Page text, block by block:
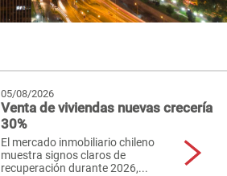
05/08/2026
Venta de viviendas nuevas crecería
30%
El mercado inmobiliario chileno
muestra signos claros de
recuperación durante 2026,...